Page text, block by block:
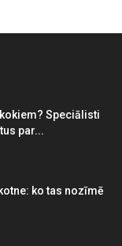
Speciālisti
par...
ko tas nozīmē